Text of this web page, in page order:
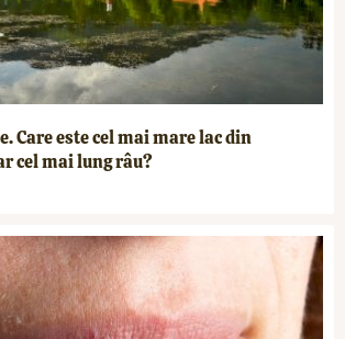
Care este cel mai mare lac din
cel mai lung râu?